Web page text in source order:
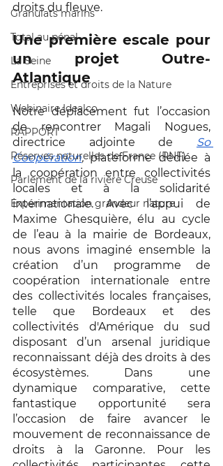
Granulats marins
Total au pénal
La Seine
Entreprises et droits de la Nature
Webinaire Idealco
RAPPORT
Réserves naturelles de France (RNF)
Parlement de la rivière Creuse
Expérimentation grandeur nature
droits du fleuve.
Une première escale pour
un projet Outre-
Atlantique
Notre déplacement fut l’occasion
de rencontrer Magali Nogues,
directrice adjointe de So
Coopération, plateforme dédiée à
la coopération entre collectivités
locales et à la solidarité
internationale. Avec l’appui de
Maxime Ghesquière, élu au cycle
de l’eau à la mairie de Bordeaux,
nous avons imaginé ensemble la
création d’un programme de
coopération internationale entre
des collectivités locales françaises,
telle que Bordeaux et des
collectivités d'Amérique du sud
disposant d’un arsenal juridique
reconnaissant déjà des droits à des
écosystèmes. Dans une
dynamique comparative, cette
fantastique opportunité sera
l’occasion de faire avancer le
mouvement de reconnaissance de
droits à la Garonne. Pour les